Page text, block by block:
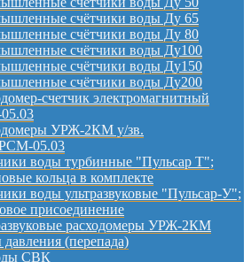
счётчики воды Ду 65
счётчики воды Ду 80
счётчики воды Ду100
счётчики воды Ду150
счётчики воды Ду200
счетчик электромагнитный
УРЖ-2КМ у/зв.
05.03
воды турбинные "Пульсар Т";
кольца в комплекте
воды ультразвуковые "Пульсар-У";
присоединение
расходомеры УРЖ-2КМ
давления (перепада)
СВК